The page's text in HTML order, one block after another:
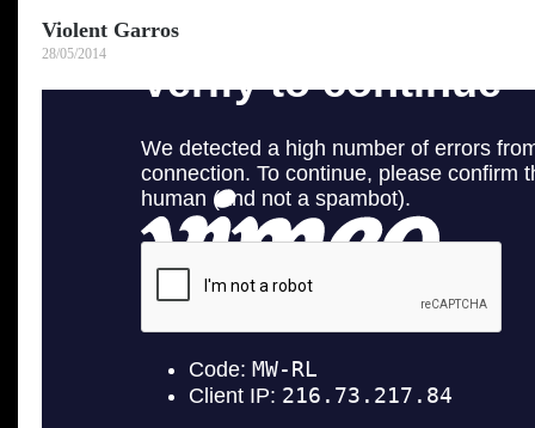
Violent Garros
28/05/2014